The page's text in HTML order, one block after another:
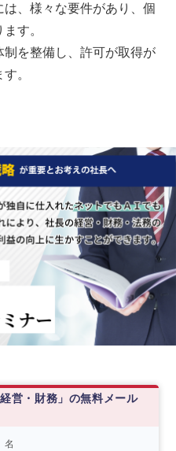
、様々な要件があり、個
す。
を整備し、許可が取得が
。
営・財務」の無料メール
名